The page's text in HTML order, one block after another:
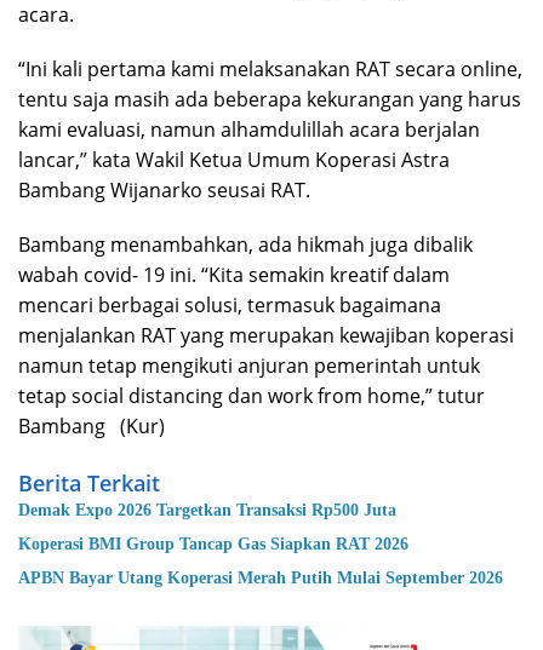
acara.
“Ini kali pertama kami melaksanakan RAT secara online,
tentu saja masih ada beberapa kekurangan yang harus
kami evaluasi, namun alhamdulillah acara berjalan
lancar,” kata Wakil Ketua Umum Koperasi Astra
Bambang Wijanarko seusai RAT.
Bambang menambahkan, ada hikmah juga dibalik
wabah covid- 19 ini. “Kita semakin kreatif dalam
mencari berbagai solusi, termasuk bagaimana
menjalankan RAT yang merupakan kewajiban koperasi
namun tetap mengikuti anjuran pemerintah untuk
tetap social distancing dan work from home,” tutur
Bambang (Kur)
Berita Terkait
Demak Expo 2026 Targetkan Transaksi Rp500 Juta
Koperasi BMI Group Tancap Gas Siapkan RAT 2026
APBN Bayar Utang Koperasi Merah Putih Mulai September 2026